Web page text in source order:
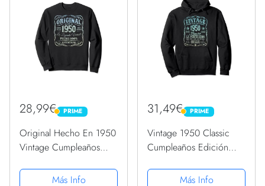
28,99€ PRIME
PRIME
Original Hecho En 1950
Vintage Cumpleaños
Más Info
31,49€ PRIME
PRIME
Vintage 1950 Classic
Cumpleaños Edición
CapuchaMás Info